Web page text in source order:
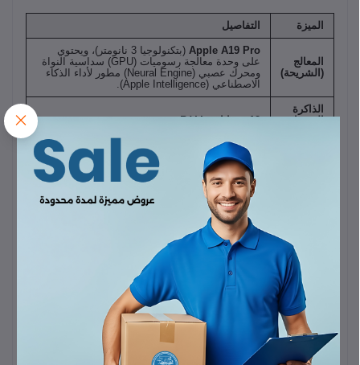
الميزة التفاصيل
المعالج
(الشريحة)
Apple A19 Pro
(بتكنولوجيا 3 نانومتر)، ويحتوي
على وحدة معالجة رسوميات (GPU) سداسية النواة
ومحرك عصبي (Neural Engine) مطور لأداء الذكاء
الاصطناعي (Apple Intelligence).
الذاكرة
العشوائية
12 جيجابايت RAM.
6.9 بوصة
بمعدل تحديث
وتقنية ProMotion، ومحمية
بطبقةCeramic Shield 2
نظام كاميرا رباعي متطورالكاميرا الرئيسية: 48
ميجابكسل.
كاميرا فائقة الاتساع (Ultra Wide):
كاميرا تيليفوتو (Telephoto):
المصدر).
مستشعر LiDAR
الكاميرا
الأمامية
(السيلفي)
18 أو 24 ميجابكسل (مزدوجة مع مستشعر SL 3D).
تسجيل
الفيديو
يدعم تسجيل فيديو بدقة $120\text{fps}$
وقد يدعم
، ويدعم تسجيل